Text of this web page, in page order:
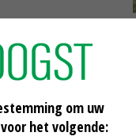
combinatie van
ontwikkelingen in
dat de
om uw
het volgende: